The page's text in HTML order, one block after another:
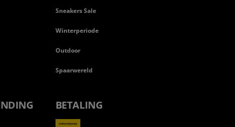
Sneakers Sale
Winterperiode
Outdoor
Spaarwereld
BETALING